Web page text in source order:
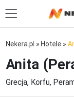
Nekera.pl » Hotele »
Anita
Grecja, Korfu,